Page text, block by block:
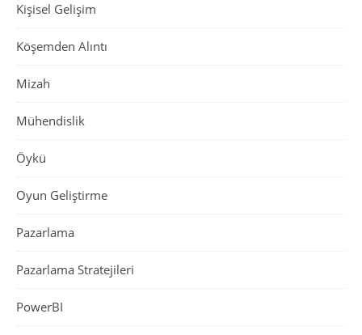
Kişisel Gelişim
Köşemden Alıntı
Mizah
Mühendislik
Öykü
Oyun Geliştirme
Pazarlama
Pazarlama Stratejileri
PowerBI